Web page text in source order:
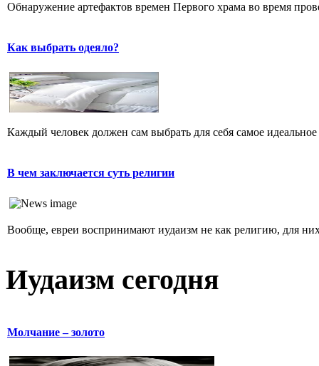
Обнаружение артефактов времен Первого храма во время
Как выбрать одеяло?
Каждый человек должен сам выбрать для себя самое
В чем заключается суть религии
Вообще, евреи воспринимают иудаизм не как религию, для
Иудаизм сегодня
Молчание – золото